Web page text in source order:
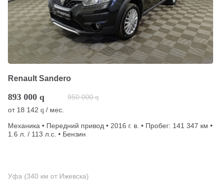
Renault Sandero
893 000 q 950 000 q
от 18 142 q / мес.
Механика • Передний привод • 2016 г. в. • Пробег: 141 347 км •
1.6 л. / 113 л.с. • Бензин
Уфа (340 км от Ижевска)